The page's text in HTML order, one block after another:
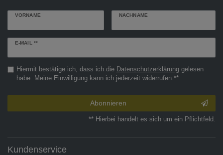
VORNAME NACHNAME
E-MAIL **
Newsletter
Hiermit bestätige ich, dass ich die Daten­schutz­erklärunggelesen
habe. Meine Einwilligung kann ich jederzeit widerrufen.**
Abonnieren
** Hierbei handelt es sich um ein Pflichtfeld.
Kundenservice